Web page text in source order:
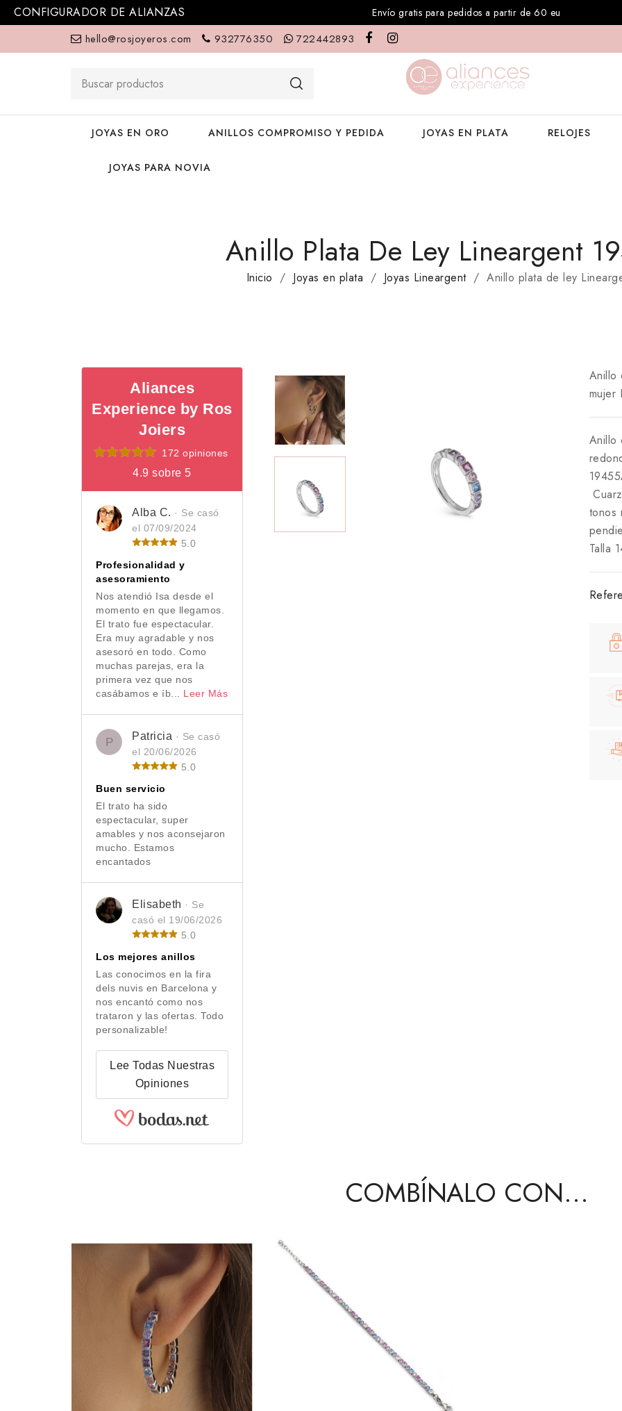
CONFIGURADOR DE ALIANZAS Envío gratis para pedidos a partir de 60 eu
hello@rosjoyeros.com 932776350 722442893
JOYAS EN ORO ANILLOS COMPROMISO Y PEDIDA JOYAS EN PLATA RELOJES
JOYAS PARA NOVIA
Anillo Plata De Ley Lineargent
Inicio Joyas en plata Joyas Lineargent Anillo plata de ley
Aliances
Experience by Ros
Joiers
172 opiniones
4.9 sobre 5
Alba C. · Se casó
el 07/09/2024
5.0
Profesionalidad y
asesoramiento
Nos atendió Isa desde el
momento en que llegamos.
El trato fue espectacular.
Era muy agradable y nos
asesoró en todo. Como
muchas parejas, era la
primera vez que nos
casábamos e íb... Leer Más
P Patricia · Se casó
el 20/06/2026
5.0
Buen servicio
El trato ha sido
espectacular, super
amables y nos aconsejaron
mucho. Estamos
encantados
Elisabeth · Se
casó el 19/06/2026
5.0
Los mejores anillos
Las conocimos en la fira
dels nuvis en Barcelona y
nos encantó como nos
trataron y las ofertas. Todo
personalizable!
Lee Todas Nuestras
Opiniones
Anillo
mujer
Anillo
tonos
Talla
COMBÍNALO CON...